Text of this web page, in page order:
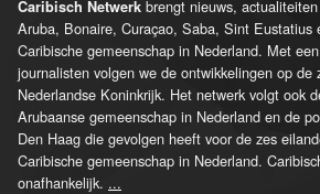
Caribisch Netwerk brengt nieuws,
Aruba, Bonaire, Curaçao, Saba, Sint Eustatius
Caribische gemeenschap in Nederland. Met
journalisten volgen we de ontwikkelingen op de
Nederlandse Koninkrijk. Het netwerk volgt ook
Arubaanse gemeenschap in Nederland en de
Den Haag die gevolgen heeft voor de zes
Caribische gemeenschap in Nederland.
onafhankelijk. ...